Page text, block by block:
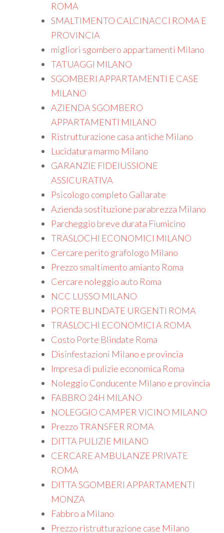
ROMA
SMALTIMENTO CALCINACCI ROMA E
PROVINCIA
migliori sgombero appartamenti Milano
TATUAGGI MILANO
SGOMBERI APPARTAMENTI E CASE
MILANO
AZIENDA SGOMBERO
APPARTAMENTI MILANO
Ristrutturazione casa antiche Milano
Lucidatura marmo Milano
GARANZIE FIDEIUSSIONE
ASSICURATIVA
Psicologo completo Gallarate
Azienda sostituzione parabrezza Milano
Parcheggio breve durata Fiumicino
TRASLOCHI ECONOMICI MILANO
Cercare perito grafologo Milano
Prezzo smaltimento amianto Roma
Cercare noleggio auto Roma
NCC LUSSO MILANO
PORTE BLINDATE URGENTI ROMA
TRASLOCHI ECONOMICI A ROMA
Costo Porte Blindate Roma
Disinfestazioni Milano e provincia
Impresa di pulizie economica Roma
Noleggio Conducente Milano e provincia
FABBRO 24H MILANO
NOLEGGIO CAMPER VICINO MILANO
Prezzo TRANSFER ROMA
DITTA PULIZIE MILANO
CERCARE AMBULANZE PRIVATE
ROMA
DITTA SGOMBERI APPARTAMENTI
MONZA
Fabbro a Milano
Prezzo ristrutturazione case Milano